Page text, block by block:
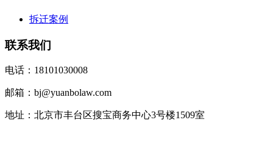
拆迁案例
联系我们
电话：18101030008
邮箱：bj@yuanbolaw.com
地址：北京市丰台区搜宝商务中心3号楼1509室